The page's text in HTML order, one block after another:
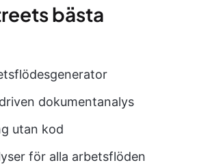
bästa
dokumentanalys
utan kod
för alla arbetsflöden